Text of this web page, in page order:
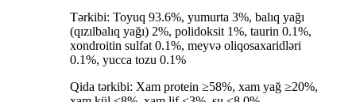
Tərkibi: Toyuq 93.6%, yumurta 3%, balıq yağı
(qızılbalıq yağı) 2%, polidoksit 1%, taurin 0.1%,
xondroitin sulfat 0.1%, meyvə oliqosaxaridləri
0.1%, yucca tozu 0.1%
Qida tərkibi: Xam protein ≥58%, xam yağ ≥20%,